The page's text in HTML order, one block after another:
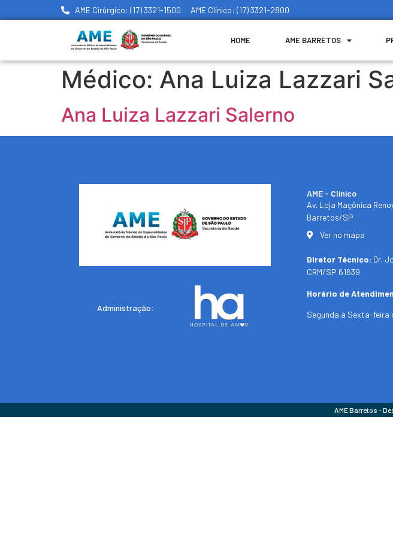
AME Cirúrgico: (17) 3321-1500 AME Clínico: (17) 3321-2800
HOME AME BARRETOS
Médico: Ana Luiza Lazzari
Ana Luiza Lazzari Salerno
Administração:
AME - Clínico​
Av. Loja Maçônica
Barretos/SP​
Ver no mapa
Diretor Técnico: Dr.
CRM/SP 61639
Horário de
Segunda à Sexta-feira
AME Barretos -